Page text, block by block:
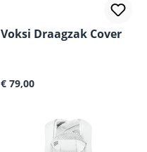
Voksi Draagzak Cover
Normale prijs:
€ 79,00